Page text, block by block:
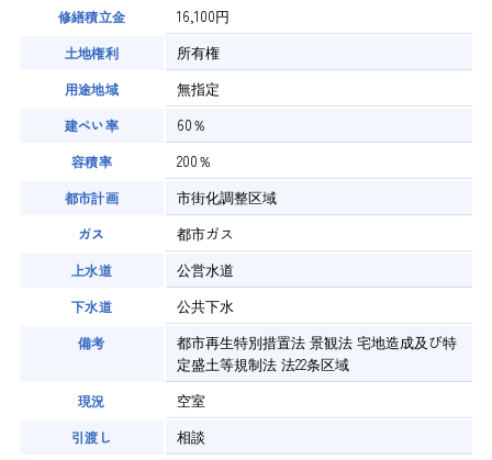
修繕積立金 16,100円
土地権利 所有権
用途地域 無指定
建ぺい率 60％
容積率 200％
都市計画 市街化調整区域
ガス 都市ガス
上水道 公営水道
下水道 公共下水
備考
都市再生特別措置法 景観法 宅地造成及び特
定盛土等規制法 法22条区域
現況 空室
引渡し 相談